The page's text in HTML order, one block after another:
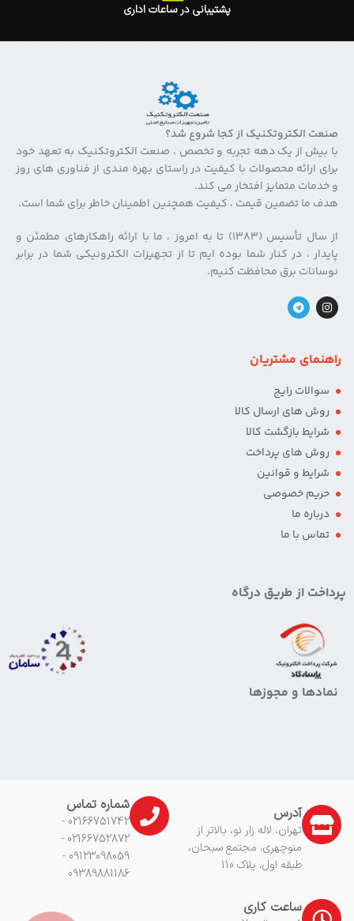
پشتیبانی در ساعات اداری
صنعت الکتروتکنیک از کجا شروع شد؟
با بیش از یک دهه تجربه و تخصص ، صنعت الکتروتکنیک به تعهد خود
برای ارائه محصولات با کیفیت در راستای بهره مندی از فناوری های روز
و خدمات متمایز افتخار می کند.
هدف ما تضمین قیمت ، کیفیت همچنین اطمینان خاطر برای شما است.
از سال تأسیس (۱۳۸۳) تا به امروز ، ما با ارائه راهکارهای مطمئن و
پایدار ، در کنار شما بوده ایم تا از تجهیزات الکترونیکی شما در برابر
نوسانات برق محافظت کنیم.
راهنمای مشتریان
سوالات رایج
روش های ارسال کالا
شرایط بازگشت کالا
روش های پرداخت
شرایط و قوانین
حریم خصوصی
درباره ما
تماس با ما
پرداخت از طریق درگاه
نمادها و مجوزها
آدرس
تهران، لاله زار نو، بالاتر از
منوچهری، مجتمع سبحان،
طبقه اول، پلاک 110
شماره تماس
02166751742 -
02166752872 -
09123098059 -
09389881186
ساعت کاری